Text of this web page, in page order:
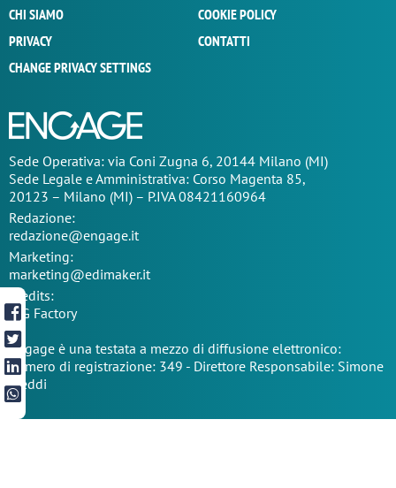
CHI SIAMO
COOKIE POLICY
PRIVACY
CONTATTI
CHANGE PRIVACY SETTINGS
Sede Operativa: via Coni Zugna 6, 20144 Milano (MI)
Sede Legale e Amministrativa: Corso Magenta 85,
20123 – Milano (MI) – P.IVA 08421160964
Redazione:
redazione@engage.it
Marketing:
marketing@edimaker.it
Credits:
TIG Factory
Engage è una testata a mezzo di diffusione elettronico:
numero di registrazione: 349 - Direttore Responsabile: Simone
Freddi